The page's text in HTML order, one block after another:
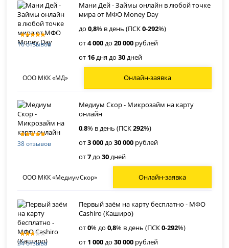
16 отзывов
Мани Дей - Займы онлайн в любой точке
мира от МФО Money Day
до0,8% в день (ПСК0-292%)
от4 000до20 000 рублей
от 16дня до30дней
ООО МКК «МД» Онлайн-заявка
38 отзывов
Медиум Скор - Микрозайм на карту
онлайн
0,8% в день (ПСК292%)
от3 000до30 000 рублей
от7до30дней
ООО МКК «МедиумСкор» Онлайн-заявка
34 отзыва
Первый заём на карту бесплатно - МФО
Cashiro (Каширо)
от0% до0,8% в день (ПСК0-292%)
от 1 000до30 000 рублей